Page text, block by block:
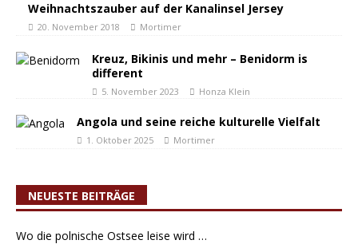
Weihnachtszauber auf der Kanalinsel Jersey
20. November 2018 Mortimer
Kreuz, Bikinis und mehr – Benidorm is
different
5. November 2023 Honza Klein
Angola und seine reiche kulturelle Vielfalt
1. Oktober 2025 Mortimer
NEUESTE BEITRÄGE
Wo die polnische Ostsee leise wird …